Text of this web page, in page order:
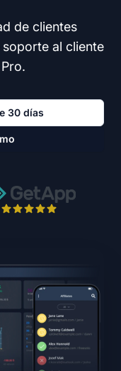
de clientes
al cliente
30 días